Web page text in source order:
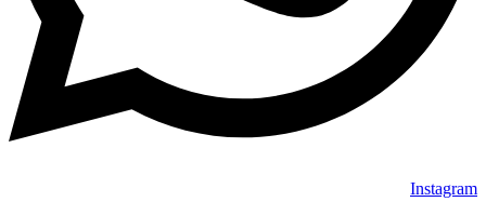
Instagram